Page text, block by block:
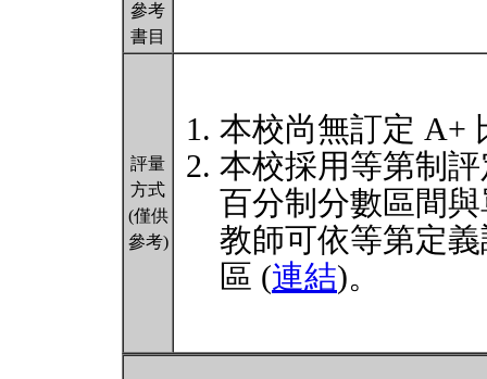
參考
書目
評量
方式
(僅供
參考)
本校尚無訂定 A+
本校採用等第制
百分制分數區間
教師可依等第定
區 (連結)。